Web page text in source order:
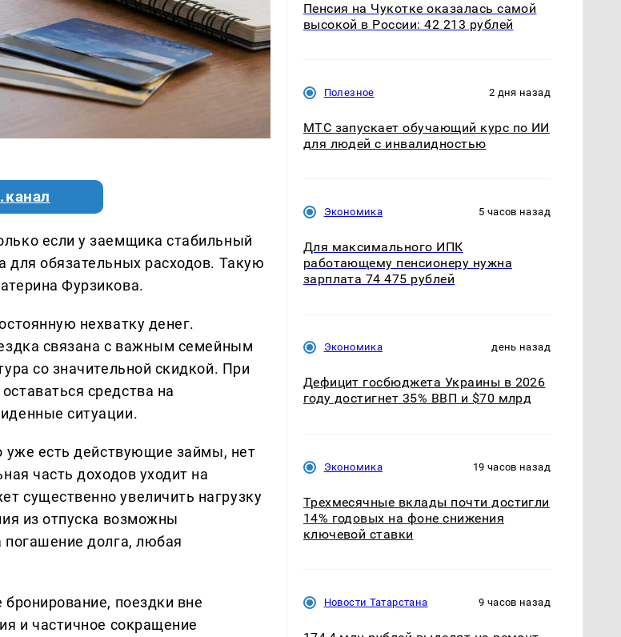
если у заемщика стабильный
обязательных расходов. Такую
Фурзикова.
нехватку денег.
связана с важным семейным
со значительной скидкой. При
средства на
ситуации.
уже есть действующие займы, нет
часть доходов уходит на
существенно увеличить нагрузку
из отпуска возможны
долга, любая
поездки вне
и частичное сокращение
Пенсия на Чукотке оказалась самой
высокой в России: 42 213 рублей
Полезное 2 дня назад
МТС запускает обучающий курс по ИИ
для людей с инвалидностью
Экономика 5 часов назад
Для максимального ИПК
работающему пенсионеру нужна
зарплата 74 475 рублей
Экономика день назад
Дефицит госбюджета Украины в 2026
году достигнет 35% ВВП и $70 млрд
Экономика 19 часов назад
Трехмесячные вклады почти достигли
14% годовых на фоне снижения
ключевой ставки
Новости Татарстана 9 часов назад